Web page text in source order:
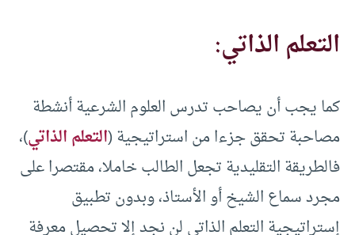
التعلم الذاتي:
كما يجب أن يصاحب تدرس العلوم الشرعية أنشطة
مصاحبة تحقق جزءا من استراتيجية (التعلم الذاتي)،
فالطريقة التقليدية تجعل الطالب خاملا، مقتصرا على
مجرد سماع الشيخ أو الأستاذ، وبدون تطبيق
إستراتيجية التعلم الذاتي لن نجد إلا تحصيل معرفة